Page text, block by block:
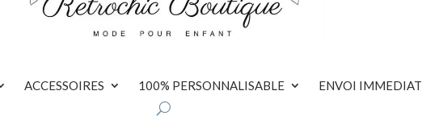
ACCESSOIRES 100% PERSONNALISABLE ENVOI IMMEDIAT